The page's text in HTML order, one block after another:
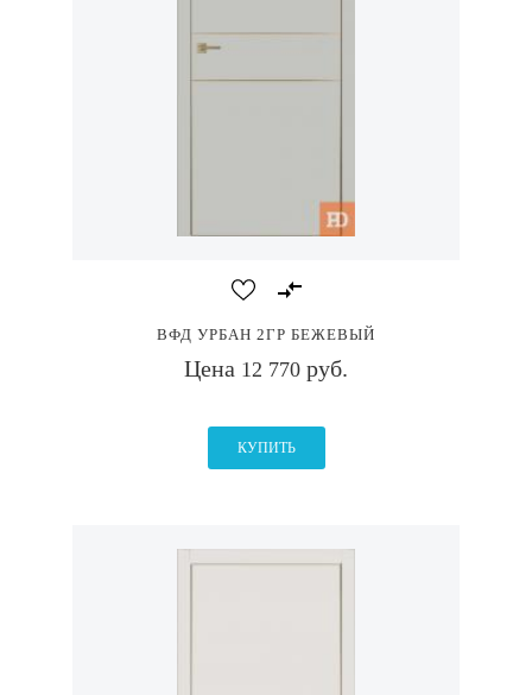
ВФД УРБАН 2ГР БЕЖЕВЫЙ
Цена 12 770 руб.
КУПИТЬ